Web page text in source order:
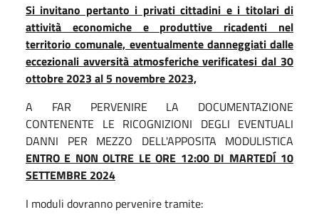
Si invitano pertanto i privati cittadini e i titolari di
attività economiche e produttive ricadenti nel
territorio comunale, eventualmente danneggiati dalle
eccezionali avversità atmosferiche verificatesi dal 30
ottobre 2023 al 5 novembre 2023,
A FAR PERVENIRE LA DOCUMENTAZIONE
CONTENENTE LE RICOGNIZIONI DEGLI EVENTUALI
DANNI PER MEZZO DELL'APPOSITA MODULISTICA
ENTRO E NON OLTRE LE ORE 12:00 DI MARTEDÍ 10
SETTEMBRE 2024
I moduli dovranno pervenire tramite: